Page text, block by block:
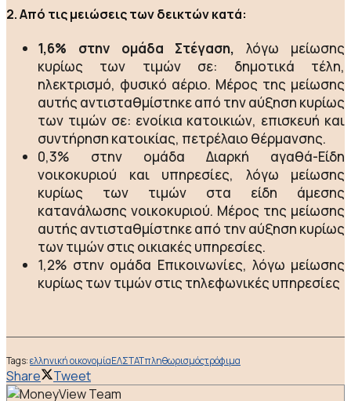
2. Από τις μειώσεις των δεικτών κατά:
1,6% στην ομάδα Στέγαση, λόγω μείωσης
κυρίως των τιμών σε: δημοτικά τέλη,
ηλεκτρισμό, φυσικό αέριο. Μέρος της μείωσης
αυτής αντισταθμίστηκε από την αύξηση κυρίως
των τιμών σε: ενοίκια κατοικιών, επισκευή και
συντήρηση κατοικίας, πετρέλαιο θέρμανσης.
0,3% στην ομάδα Διαρκή αγαθά-Είδη
νοικοκυριού και υπηρεσίες, λόγω μείωσης
κυρίως των τιμών στα είδη άμεσης
κατανάλωσης νοικοκυριού. Μέρος της μείωσης
αυτής αντισταθμίστηκε από την αύξηση κυρίως
των τιμών στις οικιακές υπηρεσίες.
1,2% στην ομάδα Επικοινωνίες, λόγω μείωσης
κυρίως των τιμών στις τηλεφωνικές υπηρεσίες
Tags:ελληνική οικονομίαΕΛΣΤΑΤπληθωρισμόςτρόφιμα
Share Tweet